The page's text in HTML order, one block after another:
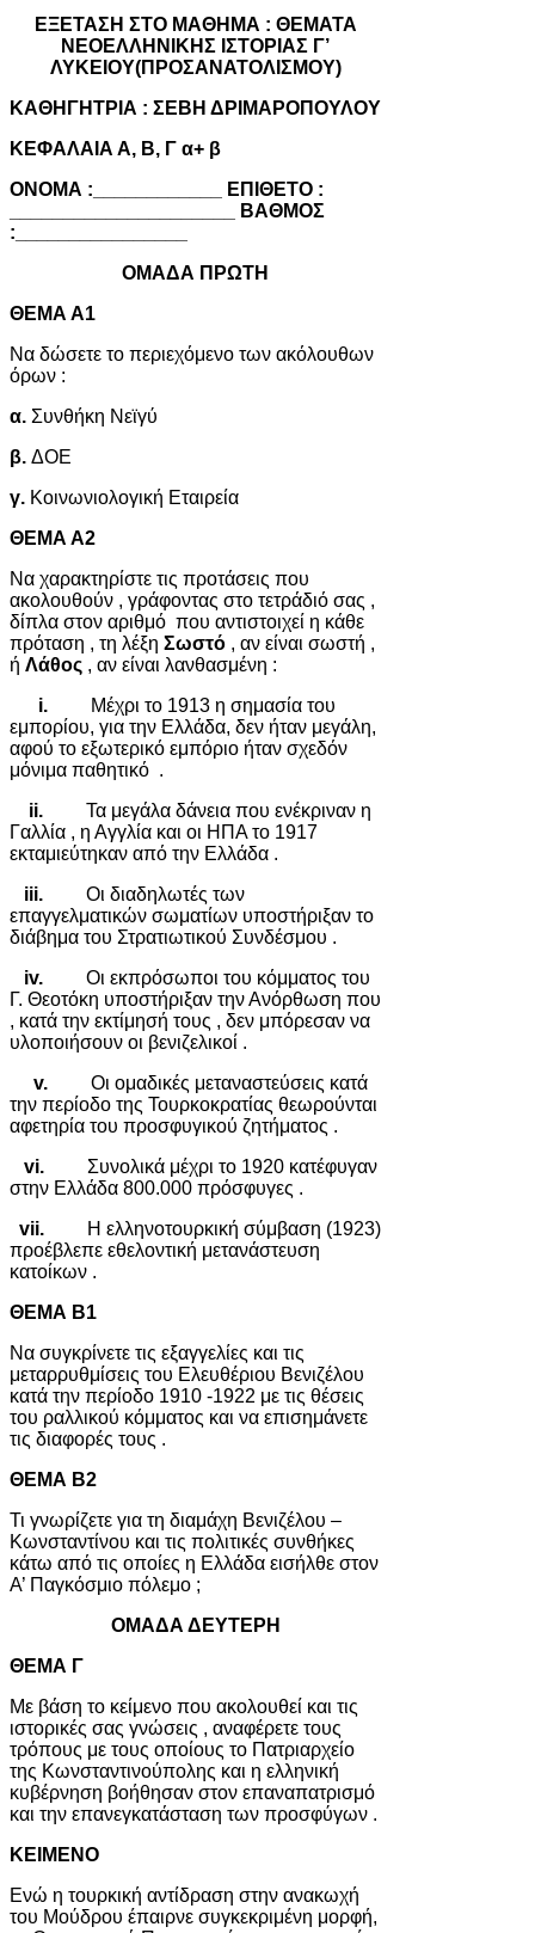
ΕΞΕΤΑΣΗ ΣΤΟ ΜΑΘΗΜΑ : ΘΕΜΑΤΑ
ΝΕΟΕΛΛΗΝΙΚΗΣ ΙΣΤΟΡΙΑΣ Γ’
ΛΥΚΕΙΟΥ(ΠΡΟΣΑΝΑΤΟΛΙΣΜΟΥ)
ΚΑΘΗΓΗΤΡΙΑ : ΣΕΒΗ ΔΡΙΜΑΡΟΠΟΥΛΟΥ
ΚΕΦΑΛΑΙΑ Α, Β, Γ α+ β
ΟΝΟΜΑ :____________ ΕΠΙΘΕΤΟ :
_____________________ ΒΑΘΜΟΣ
:________________
ΟΜΑΔΑ ΠΡΩΤΗ
ΘΕΜΑ Α1
Να δώσετε το περιεχόμενο των ακόλουθων
όρων :
α. Συνθήκη Νεϊγύ
β. ΔΟΕ
γ. Κοινωνιολογική Εταιρεία
ΘΕΜΑ Α2
Να χαρακτηρίστε τις προτάσεις που
ακολουθούν , γράφοντας στο τετράδιό σας ,
δίπλα στον αριθμό που αντιστοιχεί η κάθε
πρόταση , τη λέξη Σωστό , αν είναι σωστή ,
ή Λάθος , αν είναι λανθασμένη :
i.
Μέχρι το 1913 η σημασία του
εμπορίου, για την Ελλάδα, δεν ήταν μεγάλη,
αφού το εξωτερικό εμπόριο ήταν σχεδόν
μόνιμα παθητικό .
ii. Τα μεγάλα δάνεια που ενέκριναν η
Γαλλία , η Αγγλία και οι ΗΠΑ το 1917
εκταμιεύτηκαν από την Ελλάδα .
iii. Οι διαδηλωτές των
επαγγελματικών σωματίων υποστήριξαν το
διάβημα του Στρατιωτικού Συνδέσμου .
iv. Οι εκπρόσωποι του κόμματος του
Γ. Θεοτόκη υποστήριξαν την Ανόρθωση που
, κατά την εκτίμησή τους , δεν μπόρεσαν να
υλοποιήσουν οι βενιζελικοί .
v. Οι ομαδικές μεταναστεύσεις κατά
την περίοδο της Τουρκοκρατίας θεωρούνται
αφετηρία του προσφυγικού ζητήματος .
vi. Συνολικά μέχρι το 1920 κατέφυγαν
στην Ελλάδα 800.000 πρόσφυγες .
vii.
Η ελληνοτουρκική σύμβαση (1923)
προέβλεπε εθελοντική μετανάστευση
κατοίκων .
ΘΕΜΑ Β1
Να συγκρίνετε τις εξαγγελίες και τις
μεταρρυθμίσεις του Ελευθέριου Βενιζέλου
κατά την περίοδο 1910 -1922 με τις θέσεις
του ραλλικού κόμματος και να επισημάνετε
τις διαφορές τους .
ΘΕΜΑ Β2
Τι γνωρίζετε για τη διαμάχη Βενιζέλου –
Κωνσταντίνου και τις πολιτικές συνθήκες
κάτω από τις οποίες η Ελλάδα εισήλθε στον
Α’ Παγκόσμιο πόλεμο ;
ΟΜΑΔΑ ΔΕΥΤΕΡΗ
ΘΕΜΑ Γ
Με βάση το κείμενο που ακολουθεί και τις
ιστορικές σας γνώσεις , αναφέρετε τους
τρόπους με τους οποίους το Πατριαρχείο
της Κωνσταντινούπολης και η ελληνική
κυβέρνηση βοήθησαν στον επαναπατρισμό
και την επανεγκατάσταση των προσφύγων .
ΚΕΙΜΕΝΟ
Ενώ η τουρκική αντίδραση στην ανακωχή
του Μούδρου έπαιρνε συγκεκριμένη μορφή,